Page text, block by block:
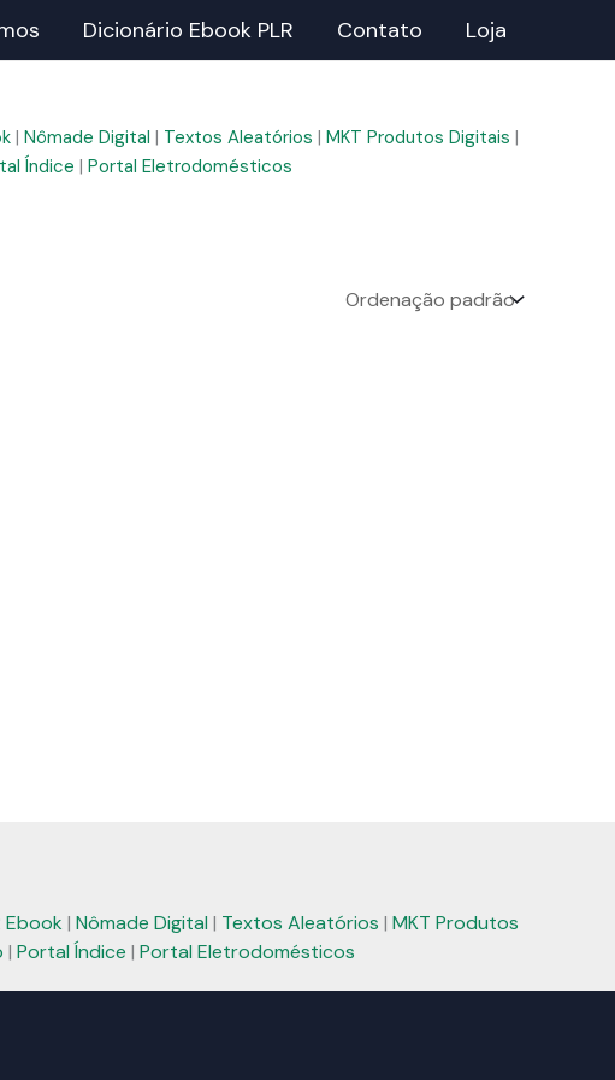
Dicionário Ebook PLR Contato Loja
| Nômade Digital | Textos Aleatórios | MKT Produtos Digitais |
Índice | Portal Eletrodomésticos
Ebook | Nômade Digital | Textos Aleatórios | MKT Produtos
| Portal Índice | Portal Eletrodomésticos